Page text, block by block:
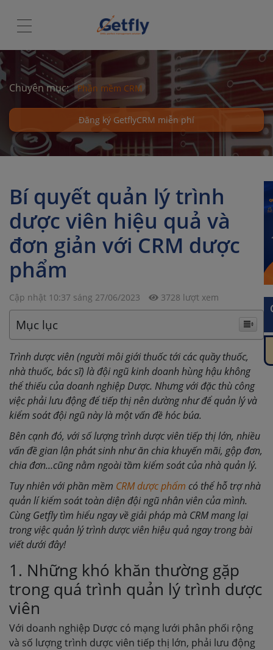
Chuyên mục: Phần mềm CRM
Đăng ký GetflyCRM miễn phí
Bí quyết quản lý trình
dược viên hiệu quả và
đơn giản với CRM dược
phẩm
Cập nhật 10:37 sáng 27/06/2023 3728 lượt xem
Mục lục
Trình dược viên (người môi giới thuốc tới các quầy thuốc,
nhà thuốc, bác sĩ) là đội ngũ kinh doanh hùng hậu không
thể thiếu của doanh nghiệp Dược. Nhưng với đặc thù công
việc phải lưu động để tiếp thị nên dường như để quản lý và
kiểm soát đội ngũ này là một vấn đề hóc búa.
Bên cạnh đó, với số lượng trình dược viên tiếp thị lớn, nhiều
vấn đề gian lận phát sinh như ăn chia khuyến mãi, gộp đơn,
chia đơn…cũng nằm ngoài tầm kiểm soát của nhà quản lý.
Tuy nhiên với phần mềm CRM dược phẩm có thể hỗ trợ nhà
quản lí kiểm soát toàn diện đội ngũ nhân viên của mình.
Cùng Getfly tìm hiểu ngay về giải pháp mà CRM mang lại
trong việc quản lý trình dược viên hiệu quả ngay trong bài
viết dưới đây!
1. Những khó khăn thường gặp
trong quá trình quản lý trình dược
viên
Với doanh nghiệp Dược có mạng lưới phân phối rộng
và số lượng trình dược viên tiếp thị lớn, phải lưu động